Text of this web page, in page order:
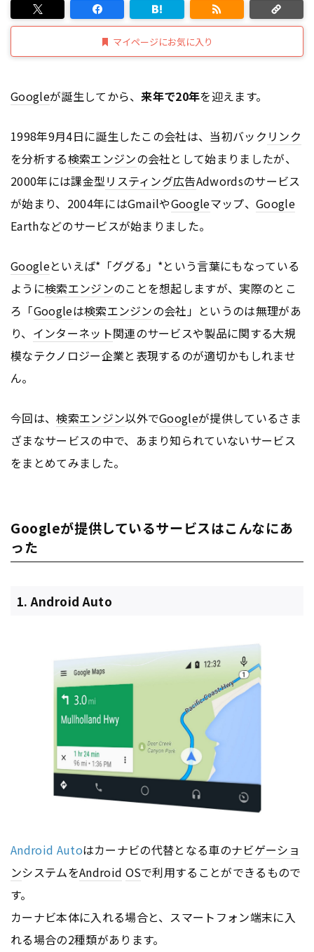
マイページにお気に入り
Googleが誕生してから、来年で20年を迎えます。
1998年9月4日に誕生したこの会社は、当初バック リンク
を分析する検索エンジンの会社として始まりましたが、
2000年には課金型リスティング広告Adwordsのサービス
が始まり、2004年にはGmailやGoogleマップ、 Google
Earthなどのサービスが始まりました。
Googleといえば*「ググる」*という言葉にもなっている
ように検索エンジンのことを想起しますが、実際のとこ
ろ「Googleは検索エンジンの会社」というのは無理があ
り、 インターネット関連のサービスや製品に関する大規
模なテクノロジー企業と表現するのが適切かもしれませ
ん。
今回は、検索エンジン以外でGoogleが提供しているさま
ざまなサービスの中で、あまり知られていないサービス
をまとめてみました。
Googleが提供しているサービスはこんなにあ
った
1. Android Auto
Android Autoはカーナビの代替となる車のナビゲーショ
ンシステムをAndroid OSで利用することができるもので
す。
カーナビ本体に入れる場合と、スマートフォン端末に入
れる場合の2種類があります。